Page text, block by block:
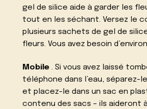
gel de silice aide à garder les
tout en les séchant. Versez le
plusieurs sachets de gel de
fleurs. Vous avez besoin
Mobile . Si vous avez laissé
téléphone dans l’eau, séparez-
et placez-le dans un sac en
contenu des sacs – ils aideront